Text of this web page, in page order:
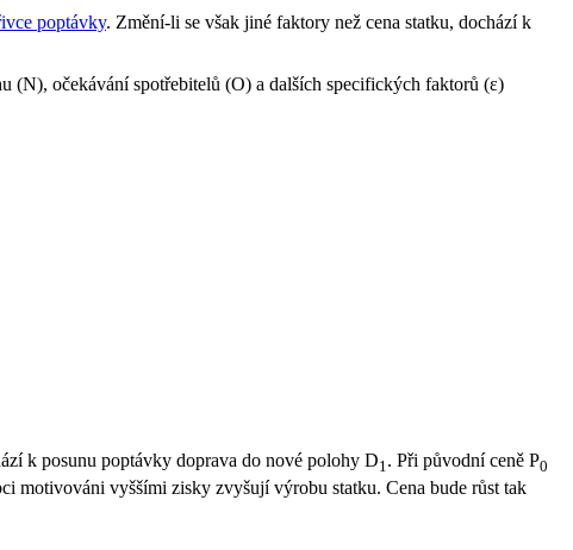
poptávky. Změní-li se však jiné faktory než cena statku, dochází k
(N), očekávání spotřebitelů (O) a dalších specifických faktorů (ε)
k posunu poptávky doprava do nové polohy D1. Při původní ceně P0
motivováni vyššími zisky zvyšují výrobu statku. Cena bude růst tak